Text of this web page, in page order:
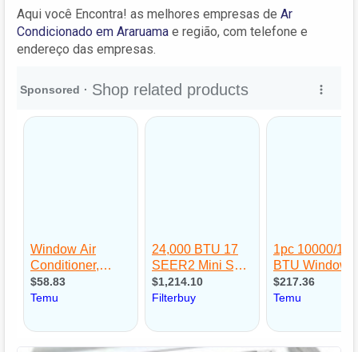
Aqui você Encontra! as melhores empresas de Ar
Condicionado em Araruama e região, com telefone e
endereço das empresas.